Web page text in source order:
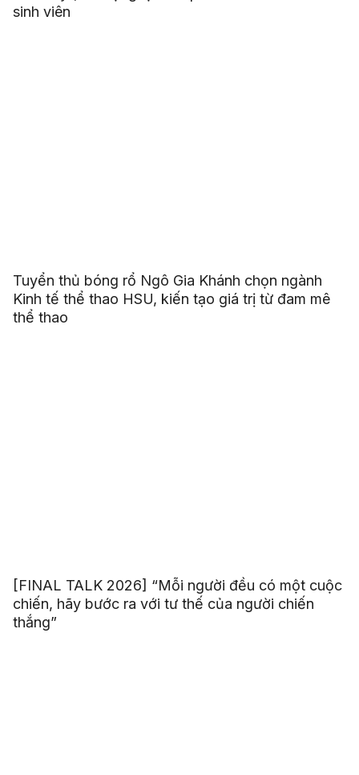
sinh viên
Tuyển thủ bóng rổ Ngô Gia Khánh chọn ngành
Kinh tế thể thao HSU, kiến tạo giá trị từ đam mê
thể thao
[FINAL TALK 2026] “Mỗi người đều có một cuộc
chiến, hãy bước ra với tư thế của người chiến
thắng”